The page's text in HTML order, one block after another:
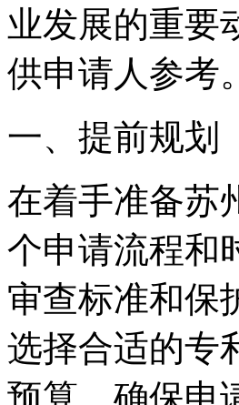
业发展的重要
供申请人参考。
一、提前规划
在着手准备苏
个申请流程和
审查标准和保
选择合适的专
预算，确保申